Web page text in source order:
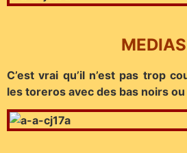
MEDIAS
C’est vrai qu’il n’est pas trop
les toreros avec des bas noirs